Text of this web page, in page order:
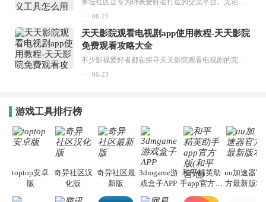
米坛社区是专为钟表爱好者打造的交流平台。无论你是初涉钟表领域的普通爱好者，还是拥有多年收藏经验的资深玩家，都能在此找到属于自己的天地。 无需注册，就能轻松参与其中。通过专业的讨论论坛与丰富的交互功能，你可与世界各地的钟表爱好者畅快交流。若你钟情于钟表，米坛社区无疑是值得一试的理想之选。在这里，你能获取最新的手表资讯，交流见解，提升鉴赏品味，让每一块手表都成为收藏故事中重要的一部分。感兴趣的朋友，不要错过下载机会。...
06-23
天天影院观看电视剧app使用教程-天天影院
免费观看攻略大全
不少影视爱好者都在探寻天天影院观看电视剧的完整方法，结合最新平台使用规则，本篇新手入门攻略全面讲解观看渠道、检索流程、播放设置以及画面模式调整等实用内容。全文适配手机、电脑等主流设备，步骤简洁易懂，无论是初次使用的新手，还是想要优化观影体验的用户，都能参照内容快速上手，熟练掌握平台各项操作技巧，轻松畅享影视内容。...
06-23
游戏工具排行榜
toptop安卓
版
奇异社区汉
化版
奇异社区最
新版
3dmgame游
戏盒子APP
和平精英助
手app官方版
(和平营地)
uu加速器官
方最新版本